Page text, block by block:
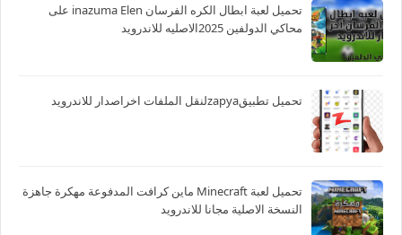
تحميل لعبة ابطال الكره الفرسان inazuma Elen على
محاكي الدولفين 2025الاصليه للاندرويد
تحميل تطبيقzapyaلنقل الملفات اخراصدار للاندرويد
تحميل لعبة Minecraft ماين كرافت المدفوعة مهكرة جاهزة
النسخة الاصلية مجانا للاندرويد